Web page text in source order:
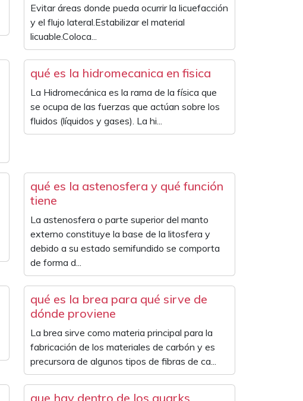
Evitar áreas donde pueda ocurrir la licuefacción
y el flujo lateral.Estabilizar el material
licuable.Coloca...
qué es la hidromecanica en fisica
La Hidromecánica es la rama de la física que
se ocupa de las fuerzas que actúan sobre los
fluidos (líquidos y gases). La hi...
qué es la astenosfera y qué función
tiene
La astenosfera o parte superior del manto
externo constituye la base de la litosfera y
debido a su estado semifundido se comporta
de forma d...
qué es la brea para qué sirve de
dónde proviene
La brea sirve como materia principal para la
fabricación de los materiales de carbón y es
precursora de algunos tipos de fibras de ca...
que hay dentro de los quarks